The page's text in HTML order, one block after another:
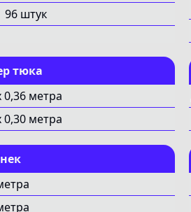
96 штук
тюка
0,36 метра
0,30 метра